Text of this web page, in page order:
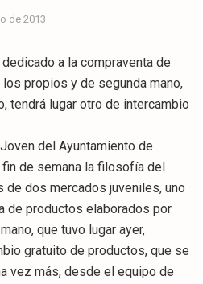
de 2013
a la compraventa de
propios y de segunda mano,
tendrá lugar otro de intercambio
del Ayuntamiento de
de semana la filosofía del
de dos mercados juveniles, uno
de productos elaborados por
que tuvo lugar ayer,
gratuito de productos, que se
vez más, desde el equipo de